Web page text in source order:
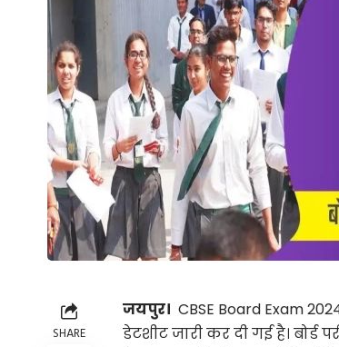
SHARE
जयपुर। CBSE Board Exam
डेटशीट जारी कर दी गई है।